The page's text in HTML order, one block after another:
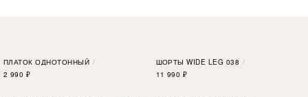
ПЛАТОК ОДНОТОННЫЙ
2 990 ₽
ШОРТЫ WIDE LEG 038
11 990 ₽